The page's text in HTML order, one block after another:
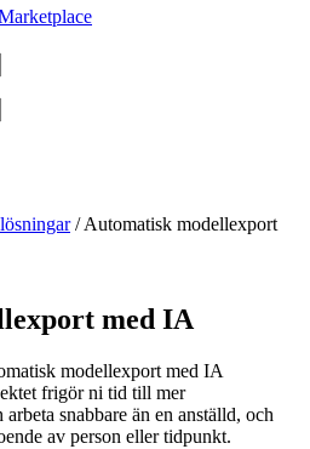
/Automatisk modellexport
med IA
modellexport med IA
frigör ni tid till mer
snabbare än en anställd, och
av person eller tidpunkt.